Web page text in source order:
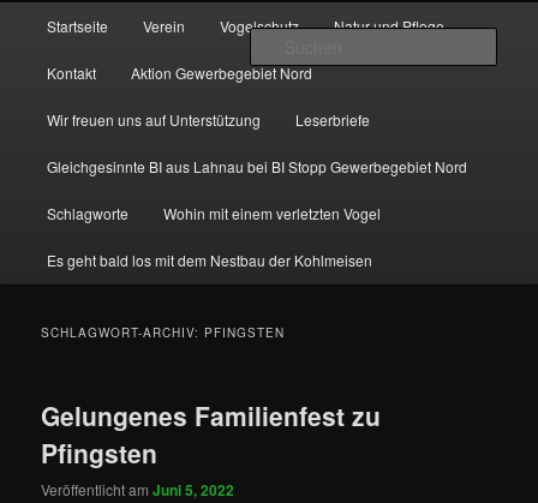
primären
sekundärencontent/uploads/2017/12/cropped-HGON_logo.jpg
Startseite Verein Vogelschutz Natur und Pflege
Kontakt Aktion Gewerbegebiet Nord
Wir freuen uns auf Unterstützung Leserbriefe
Gleichgesinnte BI aus Lahnau bei BI Stopp Gewerbegebiet Nord
Schlagworte Wohin mit einem verletzten Vogel
Es geht bald los mit dem Nestbau der Kohlmeisen
SCHLAGWORT-ARCHIV: PFINGSTEN
Gelungenes Familienfest zu
Pfingsten
Veröffentlicht amJuni 5, 2022